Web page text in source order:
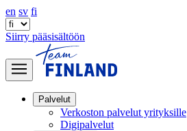
en sv fi
Siirry pääsisältöön
Palvelut
Verkoston palvelut yrityksille
Digipalvelut